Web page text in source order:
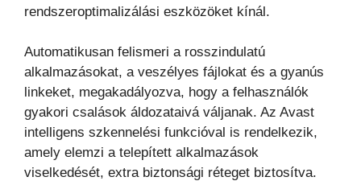
rendszeroptimalizálási eszközöket kínál.
Automatikusan felismeri a rosszindulatú
alkalmazásokat, a veszélyes fájlokat és a gyanús
linkeket, megakadályozva, hogy a felhasználók
gyakori csalások áldozataivá váljanak. Az Avast
intelligens szkennelési funkcióval is rendelkezik,
amely elemzi a telepített alkalmazások
viselkedését, extra biztonsági réteget biztosítva.